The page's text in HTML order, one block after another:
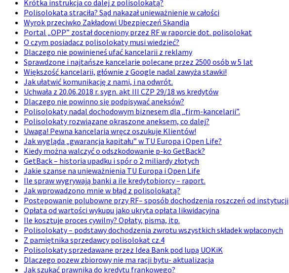
Krótka instrukcja co dalej z polisolokatą?
Polisolokata straciła? Sąd nakazał unieważnienie w całości
Wyrok przeciwko Zakładowi Ubezpieczeń Skandia
Portal „OPP” został doceniony przez RF w raporcie dot. polisolokat
O czym posiadacz polisolokaty musi wiedzieć?
Dlaczego nie powinieneś ufać kancelarii z reklamy
Sprawdzone i najtańsze kancelarie polecane przez 2500 osób w 5 lat
Większość kancelarii, głównie z Google nadal zawyża stawki!
Jak ułatwić komunikację z nami, i na odwrót.
Uchwała z 20.06.2018 r. sygn. akt III CZP 29/18 ws kredytów
Dlaczego nie powinno się podpisywać aneksów?
Polisolokaty nadal dochodowym biznesem dla „firm-kancelarii”.
Polisolokaty rozwiązane okraszone aneksem, co dalej?
Uwaga! Pewna kancelaria wręcz oszukuje Klientów!
Jak wygląda „gwarancja kapitału” w TU Europa i Open Life?
Kiedy można walczyć o odszkodowanie p-ko GetBack?
GetBack – historia upadku i spór o 2 miliardy złotych
Jakie szanse na unieważnienia TU Europa i Open Life
Ile spraw wygrywają banki a ile kredytobiorcy – raport.
Jak wprowadzono mnie w błąd z polisolokatą?
Postępowanie polubowne przy RF– sposób dochodzenia roszczeń od instytucji
Opłata od wartości wykupu jako ukryta opłata likwidacyjna
Ile kosztuje proces cywilny? Opłaty, pisma, itp.
Polisolokaty – podstawy dochodzenia zwrotu wszystkich składek wpłaconych
Z pamiętnika sprzedawcy polisolokat cz.4
Polisolokaty sprzedawane przez Idea Bank pod lupą UOKiK
Dlaczego pozew zbiorowy nie ma racji bytu- aktualizacja
Jak szukać prawnika do kredytu frankowego?